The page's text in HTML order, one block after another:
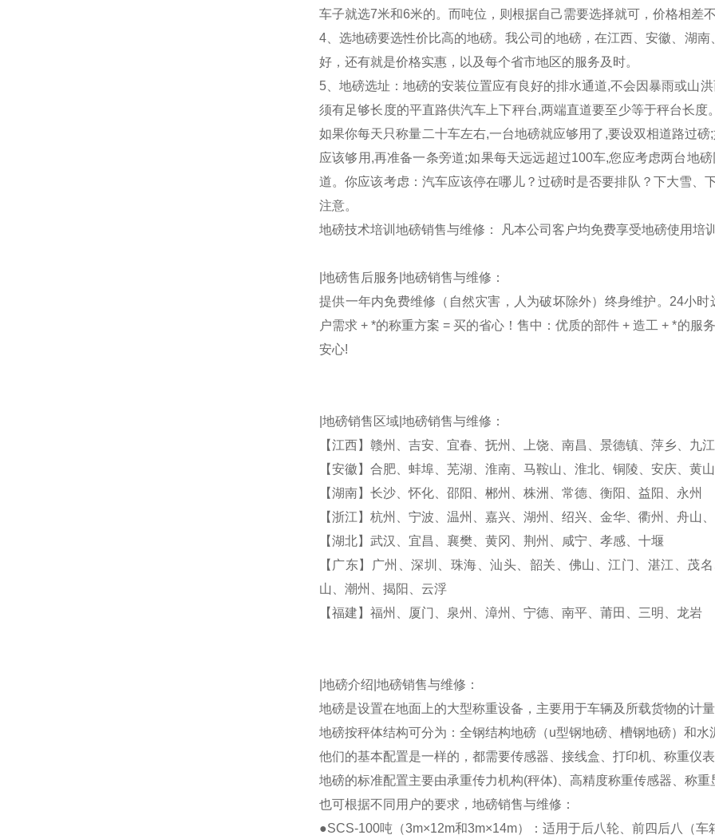
车子就选7米和6米的。而吨位，则根据自己需要选择就可，价格相差
4、选地磅要选性价比高的地磅。我公司的地磅，在江西、安徽、湖
好，还有就是价格实惠，以及每个省市地区的服务及时。
5、地磅选址：地磅的安装位置应有良好的排水通道,不会因暴雨或山
须有足够长度的平直路供汽车上下秤台,两端直道要至少等于秤台长
如果你每天只称量二十车左右,一台地磅就应够用了,要设双相道路过
应该够用,再准备一条旁道;如果每天远远超过100车,您应考虑两台地
道。你应该考虑：汽车应该停在哪儿？过磅时是否要排队？下大雪
注意。
地磅技术培训地磅销售与维修： 凡本公司客户均免费享受地磅使用
|地磅售后服务|地磅销售与维修：
提供一年内免费维修（自然灾害，人为破坏除外）终身维护。24小
户需求 + *的称重方案 = 买的省心！售中：优质的部件 + 造工 + *的服
安心!
|地磅销售区域|地磅销售与维修：
【江西】赣州、吉安、宜春、抚州、上饶、南昌、景德镇、萍乡、九
【安徽】合肥、蚌埠、芜湖、淮南、马鞍山、淮北、铜陵、安庆、
【湖南】长沙、怀化、邵阳、郴州、株洲、常德、衡阳、益阳、永州
【浙江】杭州、宁波、温州、嘉兴、湖州、绍兴、金华、衢州、舟山
【湖北】武汉、宜昌、襄樊、黄冈、荆州、咸宁、孝感、十堰
【广东】广州、深圳、珠海、汕头、韶关、佛山、江门、湛江、茂
山、潮州、揭阳、云浮
【福建】福州、厦门、泉州、漳州、宁德、南平、莆田、三明、龙岩
|地磅介绍|地磅销售与维修：
地磅是设置在地面上的大型称重设备，主要用于车辆及所载货物的计
地磅按秤体结构可分为：全钢结构地磅（u型钢地磅、槽钢地磅）和
他们的基本配置是一样的，都需要传感器、接线盒、打印机、称重仪
地磅的标准配置主要由承重传力机构(秤体)、高精度称重传感器、称
也可根据不同用户的要求，地磅销售与维修：
●SCS-100吨（3m×12m和3m×14m）：适用于后八轮、前四后八（